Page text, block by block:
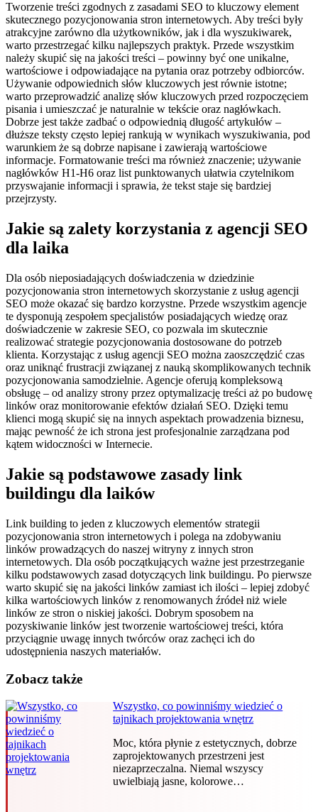
Tworzenie treści zgodnych z zasadami SEO to kluczowy element
skutecznego pozycjonowania stron internetowych. Aby treści były
atrakcyjne zarówno dla użytkowników, jak i dla wyszukiwarek,
warto przestrzegać kilku najlepszych praktyk. Przede wszystkim
należy skupić się na jakości treści – powinny być one unikalne,
wartościowe i odpowiadające na pytania oraz potrzeby odbiorców.
Używanie odpowiednich słów kluczowych jest równie istotne;
warto przeprowadzić analizę słów kluczowych przed rozpoczęciem
pisania i umieszczać je naturalnie w tekście oraz nagłówkach.
Dobrze jest także zadbać o odpowiednią długość artykułów –
dłuższe teksty często lepiej rankują w wynikach wyszukiwania, pod
warunkiem że są dobrze napisane i zawierają wartościowe
informacje. Formatowanie treści ma również znaczenie; używanie
nagłówków H1-H6 oraz list punktowanych ułatwia czytelnikom
przyswajanie informacji i sprawia, że tekst staje się bardziej
przejrzysty.
Jakie są zalety korzystania z agencji SEO
dla laika
Dla osób nieposiadających doświadczenia w dziedzinie
pozycjonowania stron internetowych skorzystanie z usług agencji
SEO może okazać się bardzo korzystne. Przede wszystkim agencje
te dysponują zespołem specjalistów posiadających wiedzę oraz
doświadczenie w zakresie SEO, co pozwala im skutecznie
realizować strategie pozycjonowania dostosowane do potrzeb
klienta. Korzystając z usług agencji SEO można zaoszczędzić czas
oraz uniknąć frustracji związanej z nauką skomplikowanych technik
pozycjonowania samodzielnie. Agencje oferują kompleksową
obsługę – od analizy strony przez optymalizację treści aż po budowę
linków oraz monitorowanie efektów działań SEO. Dzięki temu
klienci mogą skupić się na innych aspektach prowadzenia biznesu,
mając pewność że ich strona jest profesjonalnie zarządzana pod
kątem widoczności w Internecie.
Jakie są podstawowe zasady link
buildingu dla laików
Link building to jeden z kluczowych elementów strategii
pozycjonowania stron internetowych i polega na zdobywaniu
linków prowadzących do naszej witryny z innych stron
internetowych. Dla osób początkujących ważne jest przestrzeganie
kilku podstawowych zasad dotyczących link buildingu. Po pierwsze
warto skupić się na jakości linków zamiast ich ilości – lepiej zdobyć
kilka wartościowych linków z renomowanych źródeł niż wiele
linków ze stron o niskiej jakości. Dobrym sposobem na
pozyskiwanie linków jest tworzenie wartościowej treści, która
przyciągnie uwagę innych twórców oraz zachęci ich do
udostępnienia naszych materiałów.
Zobacz także
Wszystko, co powinniśmy wiedzieć o
tajnikach projektowania wnętrz
Moc, która płynie z estetycznych, dobrze
zaprojektowanych przestrzeni jest
niezaprzeczalna. Niemal wszyscy
uwielbiają jasne, kolorowe…